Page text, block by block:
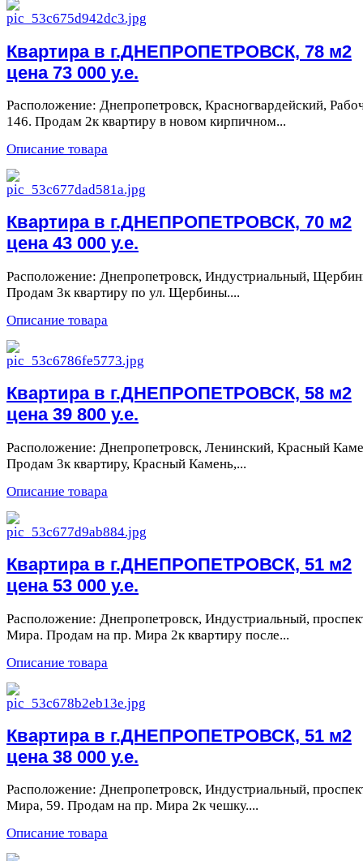
Квартира в г.ДНЕПРОПЕТРОВСК, 78 м2
цена 73 000 у.е.
Расположение: Днепропетровск, Красногвардейский,
146. Продам 2к квартиру в новом кирпичном...
Описание товара
Квартира в г.ДНЕПРОПЕТРОВСК, 70 м2
цена 43 000 у.е.
Расположение: Днепропетровск, Индустриальный,
Продам 3к квартиру по ул. Щербины....
Описание товара
Квартира в г.ДНЕПРОПЕТРОВСК, 58 м2
цена 39 800 у.е.
Расположение: Днепропетровск, Ленинский, Красный
Продам 3к квартиру, Красный Камень,...
Описание товара
Квартира в г.ДНЕПРОПЕТРОВСК, 51 м2
цена 53 000 у.е.
Расположение: Днепропетровск, Индустриальный,
Мира. Продам на пр. Мира 2к квартиру после...
Описание товара
Квартира в г.ДНЕПРОПЕТРОВСК, 51 м2
цена 38 000 у.е.
Расположение: Днепропетровск, Индустриальный,
Мира, 59. Продам на пр. Мира 2к чешку....
Описание товара